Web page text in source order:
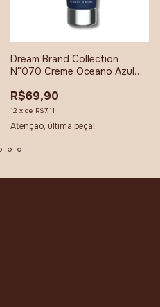
Dream Brand Collection
N°070 Creme Oceano Azul
R$69,90
12 x de R$7,11
Atenção, última peça!